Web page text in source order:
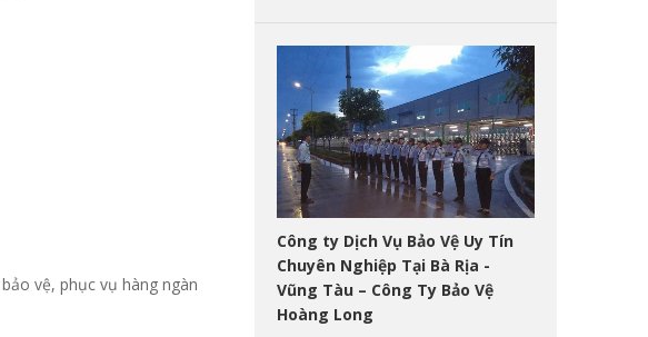
vệ, phục vụ hàng ngàn
Công ty Dịch Vụ Bảo Vệ Uy Tín
Chuyên Nghiệp Tại Bà Rịa -
Vũng Tàu – Công Ty Bảo Vệ
Hoàng Long